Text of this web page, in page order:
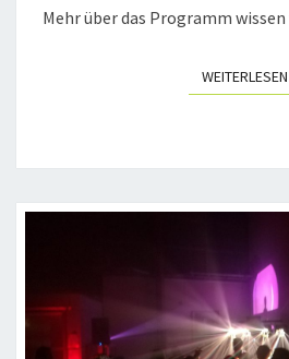
Mehr über das Programm
WEITERLESEN